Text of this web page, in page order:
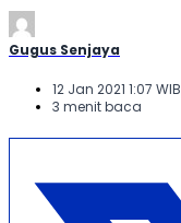
Gugus Senjaya
12 Jan 2021 1:07 WIB
3 menit baca